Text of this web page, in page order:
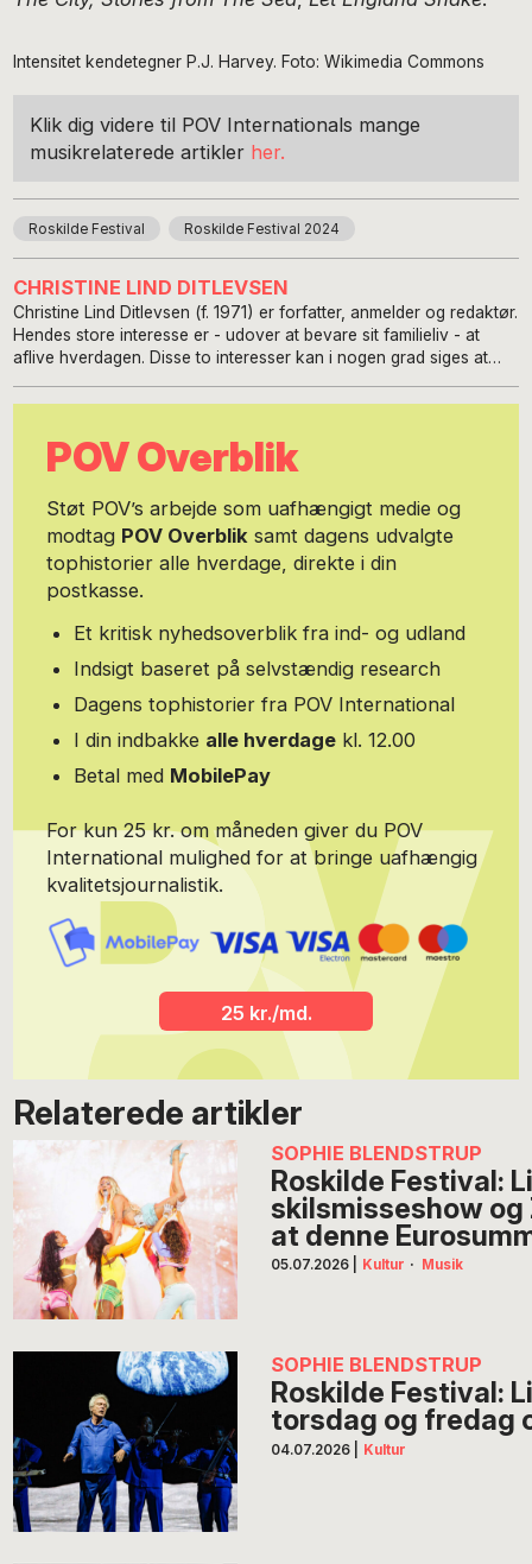
Intensitet kendetegner P.J. Harvey. Foto: Wikimedia Commons
Klik dig videre til POV Internationals mange
musikrelaterede artikler her.
Roskilde Festival Roskilde Festival 2024
CHRISTINE LIND DITLEVSEN
Christine Lind Ditlevsen (f. 1971) er forfatter, anmelder og redaktør.
Hendes store interesse er - udover at bevare sit familieliv - at
aflive hverdagen. Disse to interesser kan i nogen grad siges at
var Christine Lind Ditlevsen nomineret til Bogforums Debutantpris
POV Overblik
Støt POV’s arbejde som uafhængigt medie og
modtag POV Overblik samt dagens udvalgte
tophistorier alle hverdage, direkte i din
postkasse.
Et kritisk nyhedsoverblik fra ind- og udland
Indsigt baseret på selvstændig research
Dagens tophistorier fra POV International
I din indbakke alle hverdage kl. 12.00
Betal med MobilePay
For kun 25 kr. om måneden giver du POV
International mulighed for at bringe uafhængig
kvalitetsjournalistik.
25 kr./md.
Relaterede artikler
SOPHIE BLENDSTRUP
Roskilde Festival:
skilsmisseshow
at denne
05.07.2026 Kultur · Musik
SOPHIE BLENDSTRUP
Roskilde Festival:
torsdag og fredag
04.07.2026 Kultur